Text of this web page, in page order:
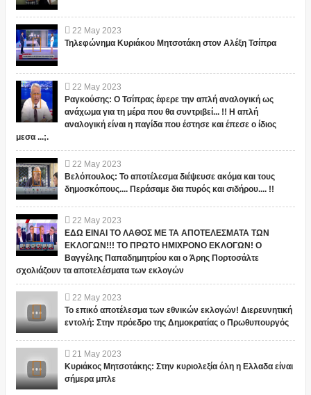
22 May 2023
Τηλεφώνημα Κυριάκου Μητσοτάκη στον Αλέξη Τσίπρα
22 May 2023
Ραγκούσης: Ο Τσίπρας έφερε την απλή αναλογική ως
ανάχωμα για τη μέρα που θα συντριβεί... !! Η απλή
αναλογική είναι η παγίδα που έστησε και έπεσε ο ίδιος
μεσα ...;.
22 May 2023
Βελόπουλος: Το αποτέλεσμα διέψευσε ακόμα και τους
δημοσκόπους.... Περάσαμε δια πυρός και σιδήρου.... !!
22 May 2023
ΕΔΩ ΕΙΝΑΙ ΤΟ ΛΑΘΟΣ ΜΕ ΤΑ ΑΠΟΤΕΛΕΣΜΑΤΑ ΤΩΝ
ΕΚΛΟΓΩΝ!!! ΤΟ ΠΡΩΤΟ ΗΜΙΧΡΟΝΟ ΕΚΛΟΓΩΝ! Ο
Βαγγέλης Παπαδημητρίου και ο Άρης Πορτοσάλτε
σχολιάζουν τα αποτελέσματα των εκλογών
22 May 2023
Το επικό αποτέλεσμα των εθνικών εκλογών! Διερευνητική
εντολή: Στην πρόεδρο της Δημοκρατίας ο Πρωθυπουργός
21 May 2023
Κυριάκος Μητσοτάκης: Στην κυριολεξία όλη η Ελλαδα είναι
σήμερα μπλε